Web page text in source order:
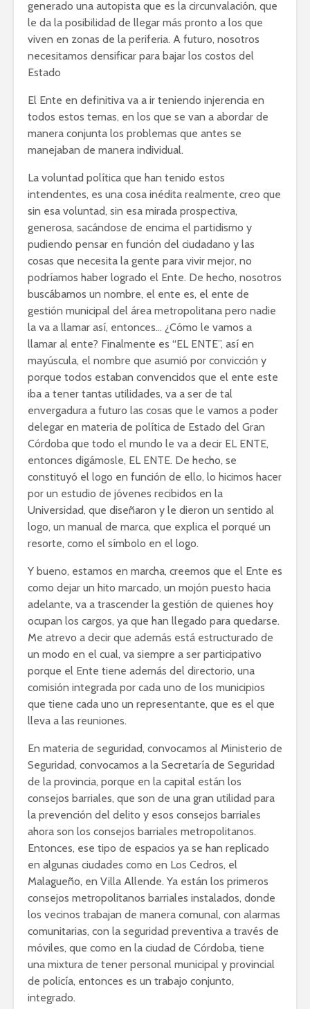
generado una autopista que es la circunvalación, que
le da la posibilidad de llegar más pronto a los que
viven en zonas de la periferia. A futuro, nosotros
necesitamos densificar para bajar los costos del
Estado
El Ente en definitiva va a ir teniendo injerencia en
todos estos temas, en los que se van a abordar de
manera conjunta los problemas que antes se
manejaban de manera individual.
La voluntad política que han tenido estos
intendentes, es una cosa inédita realmente, creo que
sin esa voluntad, sin esa mirada prospectiva,
generosa, sacándose de encima el partidismo y
pudiendo pensar en función del ciudadano y las
cosas que necesita la gente para vivir mejor, no
podríamos haber logrado el Ente. De hecho, nosotros
buscábamos un nombre, el ente es, el ente de
gestión municipal del área metropolitana pero nadie
la va a llamar así, entonces… ¿Cómo le vamos a
llamar al ente? Finalmente es “EL ENTE”, así en
mayúscula, el nombre que asumió por convicción y
porque todos estaban convencidos que el ente este
iba a tener tantas utilidades, va a ser de tal
envergadura a futuro las cosas que le vamos a poder
delegar en materia de política de Estado del Gran
Córdoba que todo el mundo le va a decir EL ENTE,
entonces digámosle, EL ENTE. De hecho, se
constituyó el logo en función de ello, lo hicimos hacer
por un estudio de jóvenes recibidos en la
Universidad, que diseñaron y le dieron un sentido al
logo, un manual de marca, que explica el porqué un
resorte, como el símbolo en el logo.
Y bueno, estamos en marcha, creemos que el Ente es
como dejar un hito marcado, un mojón puesto hacia
adelante, va a trascender la gestión de quienes hoy
ocupan los cargos, ya que han llegado para quedarse.
Me atrevo a decir que además está estructurado de
un modo en el cual, va siempre a ser participativo
porque el Ente tiene además del directorio, una
comisión integrada por cada uno de los municipios
que tiene cada uno un representante, que es el que
lleva a las reuniones.
En materia de seguridad, convocamos al Ministerio de
Seguridad, convocamos a la Secretaría de Seguridad
de la provincia, porque en la capital están los
consejos barriales, que son de una gran utilidad para
la prevención del delito y esos consejos barriales
ahora son los consejos barriales metropolitanos.
Entonces, ese tipo de espacios ya se han replicado
en algunas ciudades como en Los Cedros, el
Malagueño, en Villa Allende. Ya están los primeros
consejos metropolitanos barriales instalados, donde
los vecinos trabajan de manera comunal, con alarmas
comunitarias, con la seguridad preventiva a través de
móviles, que como en la ciudad de Córdoba, tiene
una mixtura de tener personal municipal y provincial
de policía, entonces es un trabajo conjunto,
integrado.